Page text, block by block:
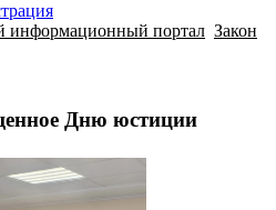
информационный портал Закон
Дню юстиции